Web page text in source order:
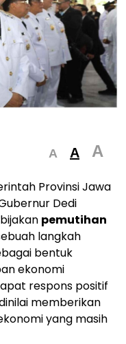
A A A
Provinsi Jawa
Dedi
pemutihan
langkah
bentuk
ekonomi
respons positif
memberikan
yang masih